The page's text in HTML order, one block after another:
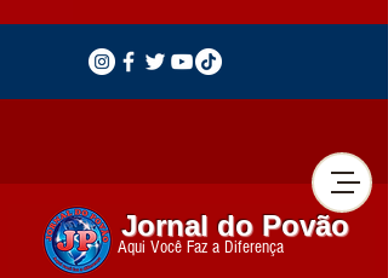
Jornal do Povão
Aqui Você Faz a Diferença